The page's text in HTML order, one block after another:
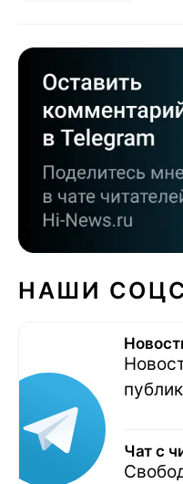
НАШИ
Чат с